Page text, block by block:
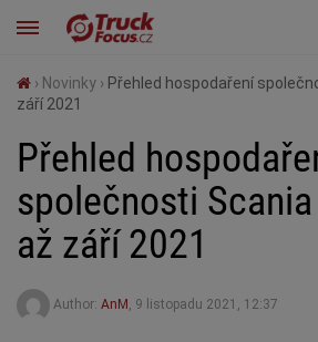
› Novinky › Přehled hospodaření
září 2021
Přehled
společnosti
až září 2021
Author: AnM , 9 listopadu 2021, 12:37